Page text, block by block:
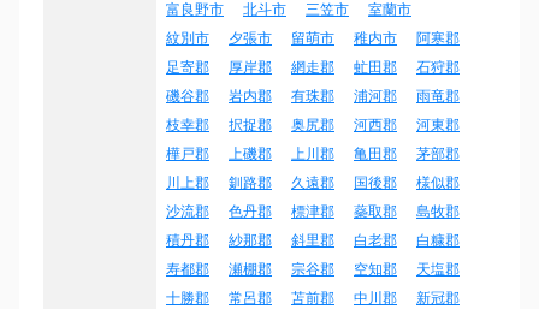
富良野市
北斗市 三笠市
室蘭市
紋別市
夕張市 留萌市 稚内市
阿寒郡
足寄郡
厚岸郡 網走郡 虻田郡
石狩郡
磯谷郡
岩内郡 有珠郡 浦河郡
雨竜郡
枝幸郡
択捉郡 奥尻郡 河西郡
河東郡
樺戸郡
上磯郡 上川郡 亀田郡
茅部郡
川上郡
釧路郡 久遠郡 国後郡
様似郡
沙流郡
色丹郡 標津郡 蘂取郡
島牧郡
積丹郡
紗那郡 斜里郡 白老郡
白糠郡
寿都郡
瀬棚郡 宗谷郡 空知郡
天塩郡
十勝郡
常呂郡 苫前郡 中川郡
新冠郡